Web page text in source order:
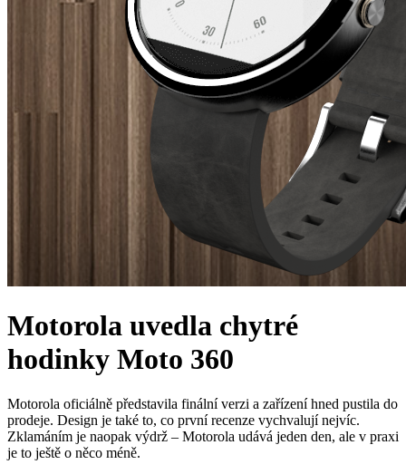
Motorola uvedla chytré
hodinky Moto 360
Motorola oficiálně představila finální verzi a zařízení hned pustila do
prodeje. Design je také to, co první recenze vychvalují nejvíc.
Zklamáním je naopak výdrž – Motorola udává jeden den, ale v praxi
je to ještě o něco méně.